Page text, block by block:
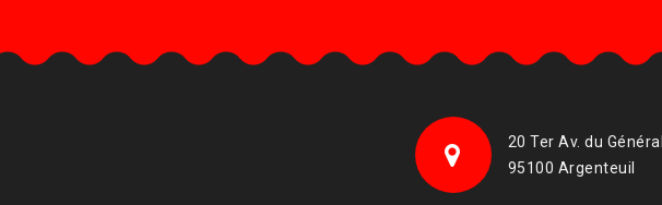
20 Ter Av. du
95100 Argenteuil